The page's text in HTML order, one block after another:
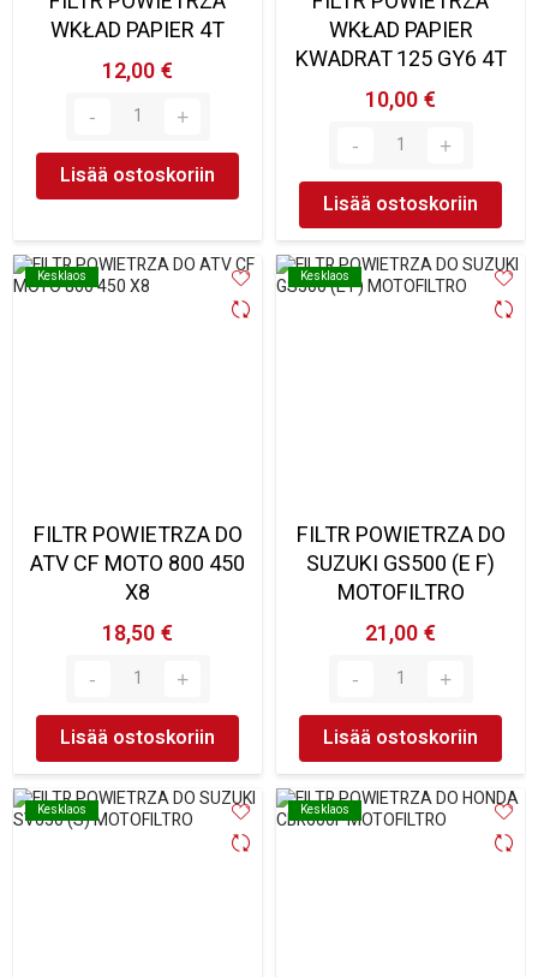
WKŁAD PAPIER 4T
12,00 €
Lisää ostoskoriin
WKŁAD PAPIER
KWADRAT 125 GY6 4T
10,00 €
Lisää ostoskoriin
Kesklaos
Kesklaos
FILTR POWIETRZA DO
ATV CF MOTO 800 450
X8
18,50 €
Lisää ostoskoriin
Kesklaos
Kesklaos
FILTR POWIETRZA DO
SUZUKI GS500 (E F)
MOTOFILTRO
21,00 €
Lisää ostoskoriin
Kesklaos
Kesklaos Kesklaos
Kesklaos